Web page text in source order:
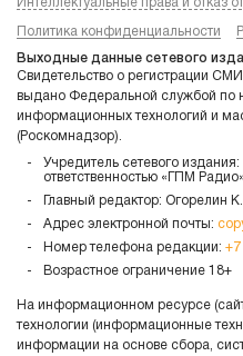
Интеллектуальные права и отказ
Политика конфиденциальности
Выходные данные сетевого
Свидетельство о регистрации
выдано Федеральной службой по
информационных технологий и
(Роскомнадзор).
Учредитель сетевого
ответственностью «ГПМ Радио»
Главный редактор: Огорелин
Адрес электронной почты:
Номер телефона редакции: +7
Возрастное ограничение 18+
На информационном ресурсе
технологии (информационные
информации на основе сбора,